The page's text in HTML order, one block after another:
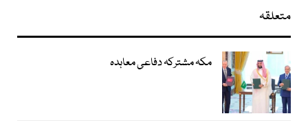
متعلقہ
مکہ مشترکہ دفاعی معاہدہ